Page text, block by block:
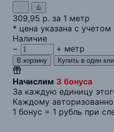
309,95 р. за 1 метр
* цена указана с
Наличие
−
+ метр
Начислим 3 бонуса
За каждую единицу
Каждому
1 бонус = 1 рубль при